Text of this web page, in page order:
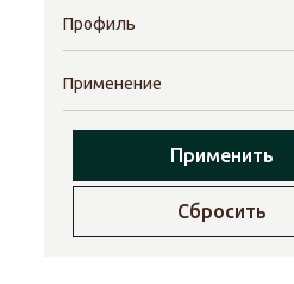
Профиль
Применение
Применить
Сбросить